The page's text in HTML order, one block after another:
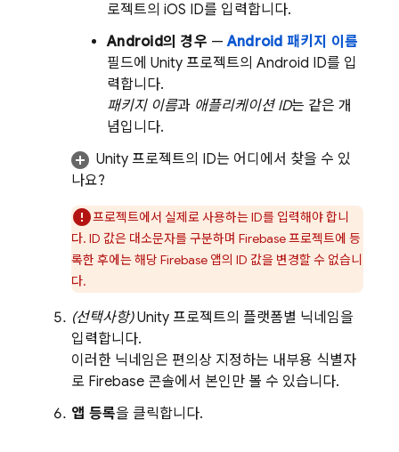
로젝트의 iOS ID를 입력합니다.
Android의 경우 —Android 패키지 이름
필드에 Unity 프로젝트의 Android ID를 입
력합니다.
패키지 이름과 애플리케이션 ID는 같은 개
념입니다.
Unity 프로젝트의 ID는 어디에서 찾을 수 있
나요?
프로젝트에서 실제로 사용하는 ID를 입력해야 합니
다. ID 값은 대소문자를 구분하며 Firebase 프로젝트에 등
록한 후에는 해당 Firebase 앱의 ID 값을 변경할 수 없습니
다.
(선택사항)Unity 프로젝트의 플랫폼별 닉네임을
입력합니다.
이러한 닉네임은 편의상 지정하는 내부용 식별자
로 Firebase 콘솔에서 본인만 볼 수 있습니다.
앱 등록을 클릭합니다.